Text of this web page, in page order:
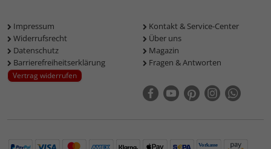
Impressum
Widerrufsrecht
Datenschutz
Barrierefreiheitserklärung
Vertrag widerrufen
Kontakt & Service-Center
Über uns
Magazin
Fragen & Antworten